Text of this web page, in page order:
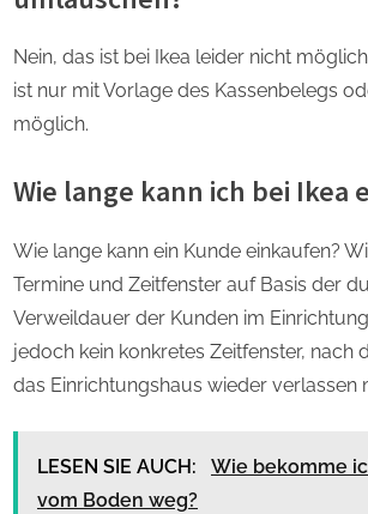
Nein, das ist bei Ikea leider nicht
ist nur mit Vorlage des Kassenbelegs
möglich.
Wie lange kann ich bei Ikea
Wie lange kann ein Kunde einkaufen?
Termine und Zeitfenster auf Basis der
Verweildauer der Kunden im
jedoch kein konkretes Zeitfenster, nach
das Einrichtungshaus wieder verlassen
LESEN SIE AUCH:
Wie bekomme
vom Boden weg?